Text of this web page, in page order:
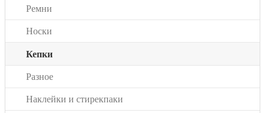
Ремни
Носки
Кепки
Разное
Наклейки и стирекпаки